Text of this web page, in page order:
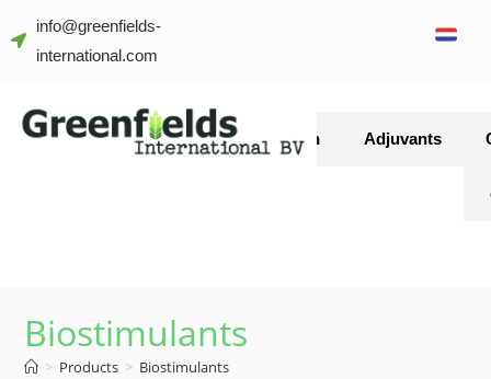
info@greenfields-
international.com
Gewasbescherming Meststoffen Adjuvants
Biostimulants
> Products > Biostimulants